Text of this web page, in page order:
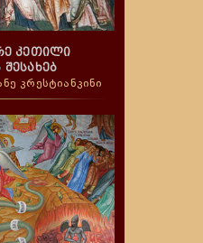
კეთილი
შესახებ
კრესტიანკინი